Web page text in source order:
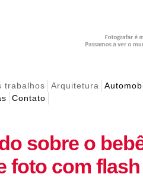
trabalhos Arquitetura
Contato
sobre o
foto com flash